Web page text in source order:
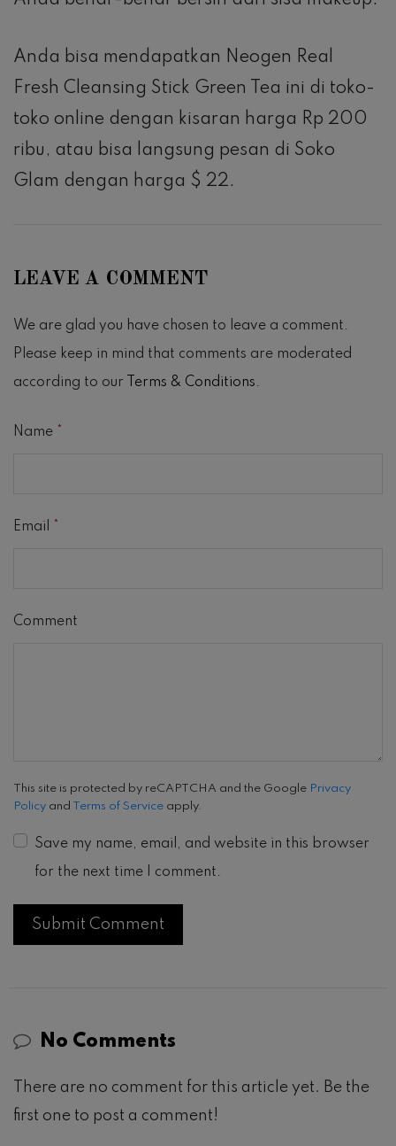
Anda bisa mendapatkan Neogen Real
Fresh Cleansing Stick Green Tea ini di toko-
toko online dengan kisaran harga Rp 200
ribu, atau bisa langsung pesan di Soko
Glam dengan harga $ 22.
LEAVE A COMMENT
We are glad you have chosen to leave a comment.
Please keep in mind that comments are moderated
according to our Terms & Conditions.
Name
Email
Comment
This site is protected by reCAPTCHA and the Google Privacy
Policy and Terms of Service apply.
Save my name, email, and website in this browser
for the next time I comment.
No Comments
There are no comment for this article yet. Be the
first one to post a comment!